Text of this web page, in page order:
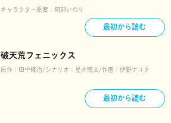
キャラクター原案： 阿部いのり
最初から読む
破天荒フェニックス
原作： 田中修治 シナリオ： 星井博文 作画： 伊野ナユタ
最初から読む